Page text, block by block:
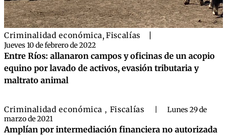
Criminalidad económica,Fiscalías
Jueves 10 de febrero de 2022
Entre Ríos: allanaron campos y oficinas de un acopio
equino por lavado de activos, evasión tributaria y
maltrato animal
Criminalidad económica , Fiscalías
Lunes 29 de
marzo de 2021
Amplían por intermediación financiera no autorizada